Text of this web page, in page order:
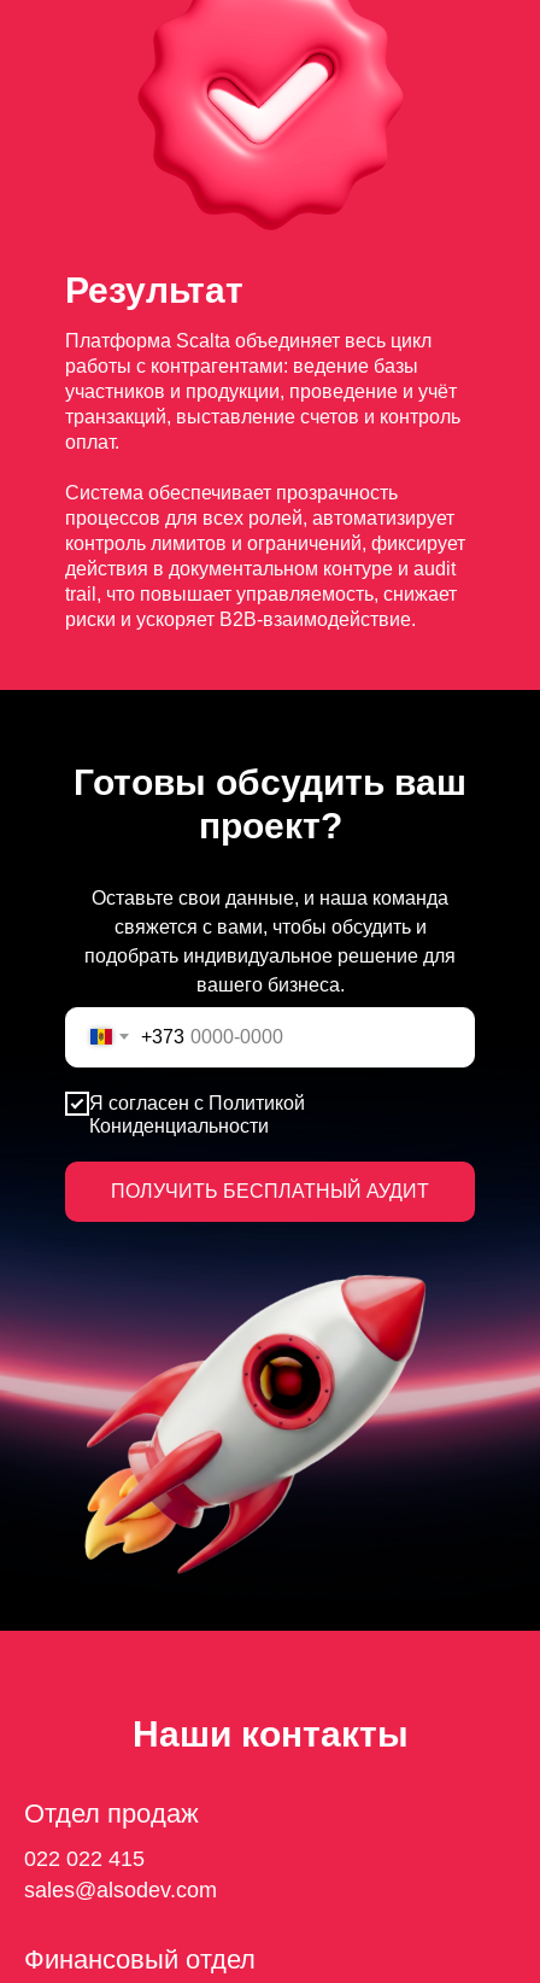
Результат
Платформа Scalta объединяет весь цикл
работы с контрагентами: ведение базы
участников и продукции, проведение и учёт
транзакций, выставление счетов и контроль
оплат.
Система обеспечивает прозрачность
процессов для всех ролей, автоматизирует
контроль лимитов и ограничений, фиксирует
действия в документальном контуре и audit
trail, что повышает управляемость, снижает
риски и ускоряет B2B-взаимодействие.
Оставьте свои данные, и наша команда
свяжется с вами, чтобы обсудить и
подобрать индивидуальное решение для
вашего бизнеса.
Готовы обсудить ваш
проект?
+373
Я согласен с Политикой
Кониденциальности
ПОЛУЧИТЬ БЕСПЛАТНЫЙ АУДИТ
Наши контакты
Отдел продаж
022 022 415
sales@alsodev.com
Финансовый отдел